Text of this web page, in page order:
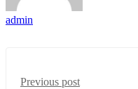
admin
Previous post